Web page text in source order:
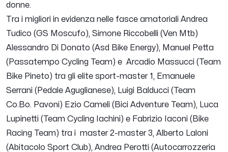
donne.
Tra i migliori in evidenza nelle fasce amatoriali Andrea
Tudico (GS Moscufo), Simone Riccobelli (Ven Mtb)
Alessandro Di Donato (Asd Bike Energy), Manuel Petta
(Passatempo Cycling Team) e Arcadio Massucci (Team
Bike Pineto) tra gli elite sport-master 1, Emanuele
Serrani (Pedale Aguglianese), Luigi Balducci (Team
Co.Bo. Pavoni) Ezio Cameli (Bici Adventure Team), Luca
Lupinetti (Team Cycling Iachini) e Fabrizio Iaconi (Bike
Racing Team) tra i master 2-master 3, Alberto Laloni
(Abitacolo Sport Club), Andrea Perotti (Autocarrozzeria